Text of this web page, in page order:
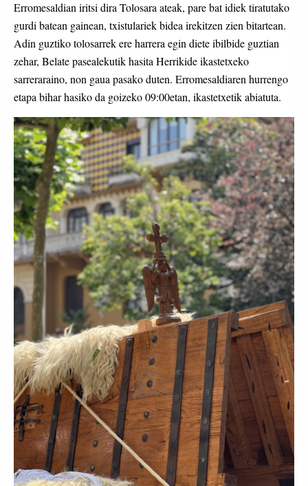
Erromesaldian iritsi dira Tolosara ateak, pare bat idiek tiratutako
gurdi batean gainean, txistulariek bidea irekitzen zien bitartean.
Adin guztiko tolosarrek ere harrera egin diete ibilbide guztian
zehar, Belate pasealekutik hasita Herrikide ikastetxeko
sarreraraino, non gaua pasako duten. Erromesaldiaren hurrengo
etapa bihar hasiko da goizeko 09:00etan, ikastetxetik abiatuta.